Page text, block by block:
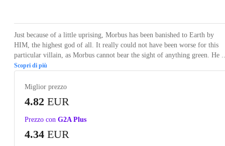
Just because of a little uprising, Morbus has been banished to Earth by
HIM, the highest god of all. It really could not have been worse for this
particular villain, as Morbus cannot bear the sight of anything green. He
Scopri di più
Miglior prezzo
4.82 EUR
Prezzo con G2A Plus
4.34 EUR